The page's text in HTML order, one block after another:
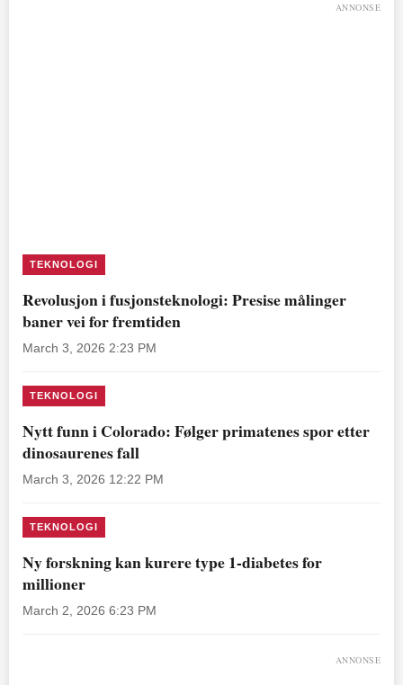
ANNONSE
TEKNOLOGI
Revolusjon i fusjonsteknologi: Presise målinger
baner vei for fremtiden
March 3, 2026 2:23 PM
TEKNOLOGI
Nytt funn i Colorado: Følger primatenes spor etter
dinosaurenes fall
March 3, 2026 12:22 PM
TEKNOLOGI
Ny forskning kan kurere type 1-diabetes for
millioner
March 2, 2026 6:23 PM
ANNONSE